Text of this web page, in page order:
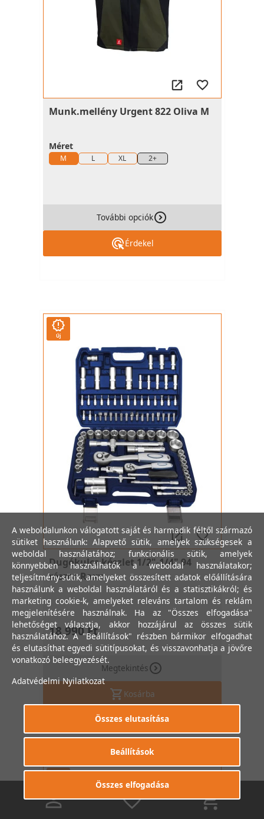
Munk.mellény Urgent 822 Oliva M
Méret
M L XL 2+
További opciók
Érdekel
Új
Dugókulcs készlet 1/2"-1/4" 94
részes Raxx
18 990 Ft
Megtekintés
Kosárba
0
A weboldalunkon válogatott saját és harmadik féltől származó
sütiket használunk: Alapvető sütik, amelyek szükségesek a
weboldal használatához; funkcionális sütik, amelyek
könnyebben használhatók a weboldal használatakor;
teljesítmény-sütik, amelyeket összesített adatok előállítására
használunk a weboldal használatáról és a statisztikákról; és
marketing cookie-k, amelyeket releváns tartalom és reklám
megjelenítésére használnak. Ha az "Összes elfogadása"
lehetőséget választja, akkor hozzájárul az összes sütik
használatához. A "Beállítások" részben bármikor elfogadhat
és elutasíthat egyedi sütitípusokat, és visszavonhatja a jövőre
vonatkozó beleegyezését.
Adatvédelmi Nyilatkozat
Összes elutasítása
Beállítások
Összes elfogadása